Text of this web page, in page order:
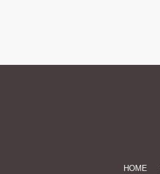
HOME